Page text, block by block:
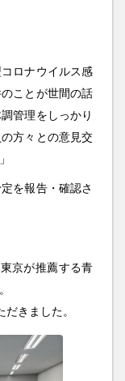
ロナウイルス感
ことが世間の話
管理をしっかり
方々との意見交
を報告・確認さ
京が推薦する青
きました。